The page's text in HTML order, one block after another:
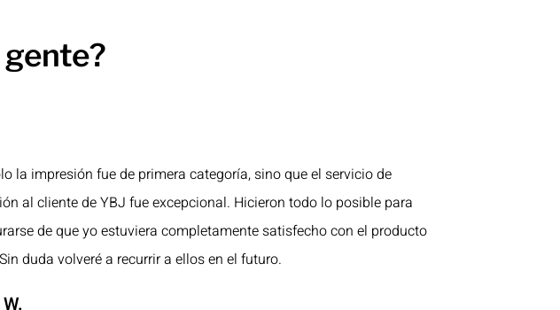
gente?
la impresión fue de primera categoría, sino que el servicio de
al cliente de YBJ fue excepcional. Hicieron todo lo posible para
de que yo estuviera completamente satisfecho con el producto
duda volveré a recurrir a ellos en el futuro.